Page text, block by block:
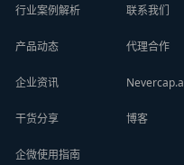
行业案例解析
产品动态
企业资讯
干货分享
企微使用指南
联系我们
代理合作
博客